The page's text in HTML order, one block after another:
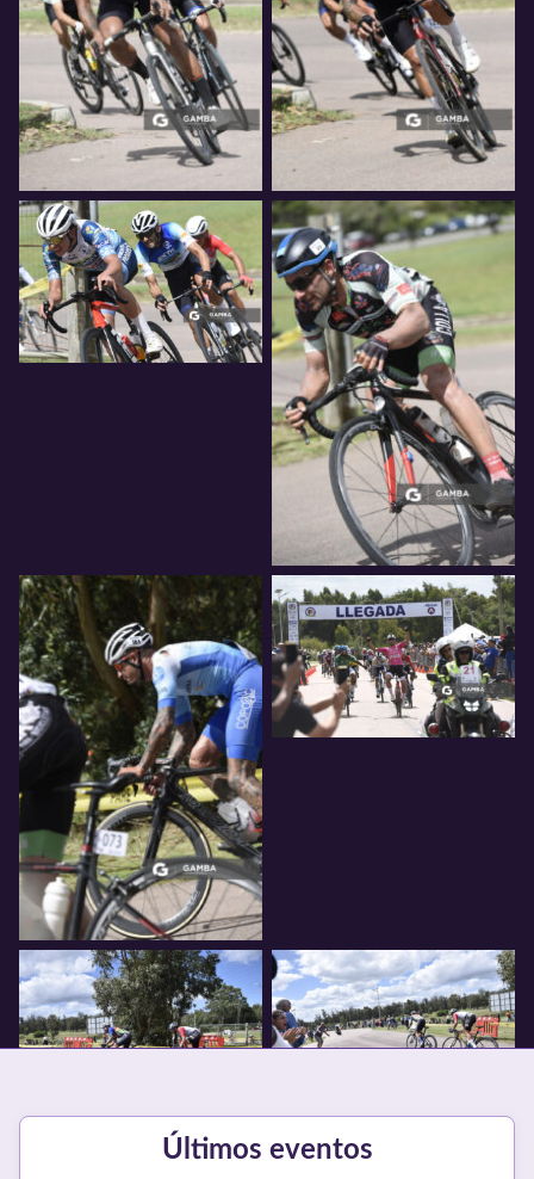
Últimos eventos